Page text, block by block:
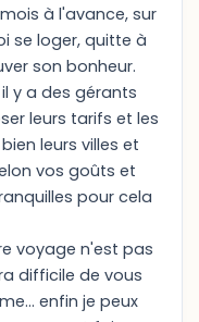
à l'avance, sur
se loger, quitte à
son bonheur.
y a des gérants
leurs tarifs et les
leurs villes et
vos goûts et
pour cela
voyage n'est pas
difficile de vous
enfin je peux